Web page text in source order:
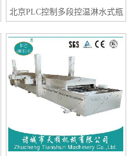
北京PLC控制多段控温淋水式瓶
却流水线